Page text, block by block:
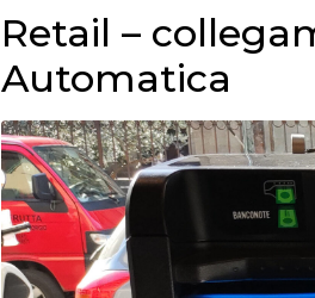
Retail –
Automatica